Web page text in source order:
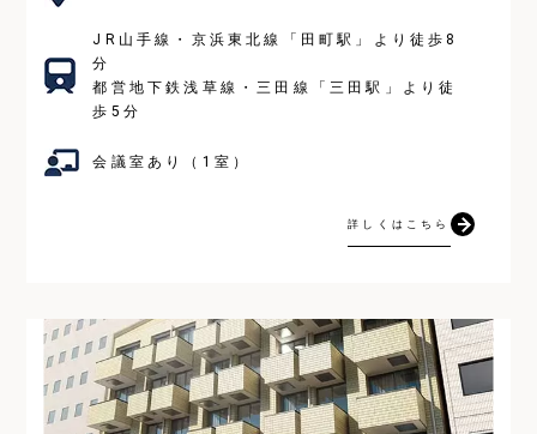
JR山手線・京浜東北線「田町駅」より徒歩8
分
都営地下鉄浅草線・三田線「三田駅」より徒
歩5分
会議室あり（1室）
詳しくはこちら